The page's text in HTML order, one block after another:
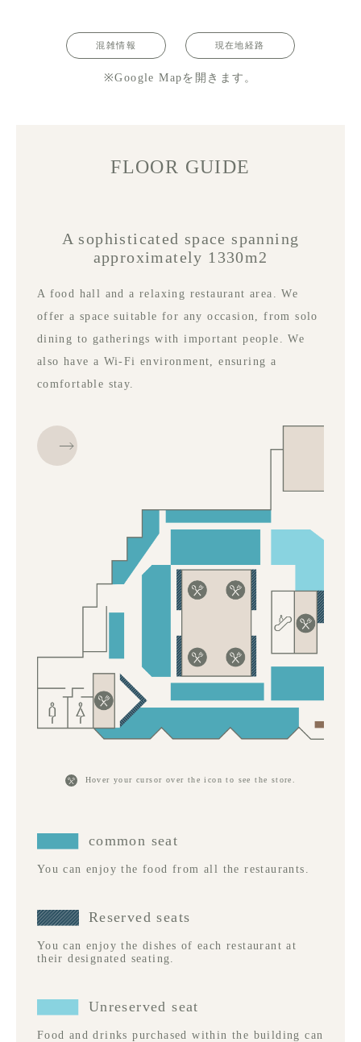
混雑情報 現在地経路
※Google Mapを開きます。
FLOOR GUIDE
A sophisticated space spanning
approximately 1330m2
A food hall and a relaxing restaurant area. We
offer a space suitable for any occasion, from solo
dining to gatherings with important people. We
also have a Wi-Fi environment, ensuring a
comfortable stay.
Hover your cursor over the icon to see the store.
common seat
You can enjoy the food from all the restaurants.
Reserved seats
You can enjoy the dishes of each restaurant at
their designated seating.
Unreserved seat
Food and drinks purchased within the building can